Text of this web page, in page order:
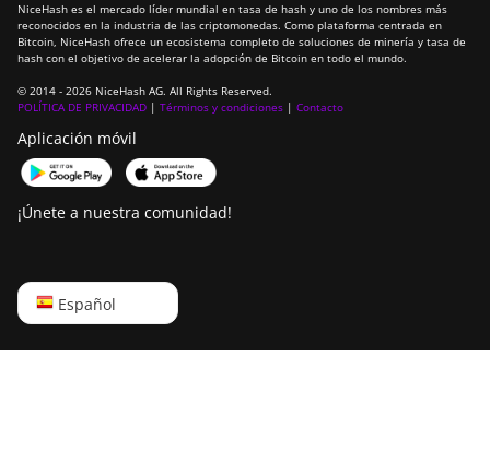
NiceHash es el mercado líder mundial en tasa de hash y uno de los nombres más
reconocidos en la industria de las criptomonedas. Como plataforma centrada en
Bitcoin, NiceHash ofrece un ecosistema completo de soluciones de minería y tasa de
hash con el objetivo de acelerar la adopción de Bitcoin en todo el mundo.
© 2014 - 2026 NiceHash AG. All Rights Reserved.
POLÍTICA DE PRIVACIDAD | Términos y condiciones | Contacto
Aplicación móvil
¡Únete a nuestra comunidad!
Español
English